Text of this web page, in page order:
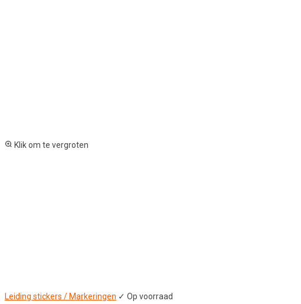
Klik om te vergroten
Leiding stickers / Markeringen ✓ Op voorraad